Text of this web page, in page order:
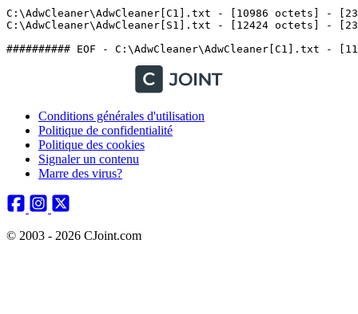
Conditions générales d'utilisation
Politique de confidentialité
Politique des cookies
Signaler un contenu
Marre des virus?
© 2003 - 2026 CJoint.com